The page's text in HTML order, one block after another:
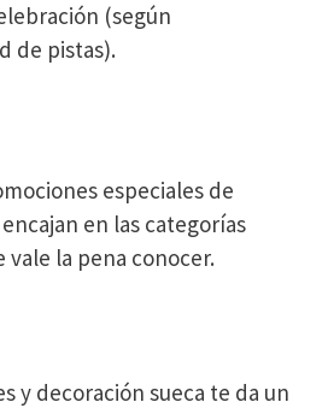
(según
de pistas).
especiales de
en las categorías
la pena conocer.
y decoración sueca te da un